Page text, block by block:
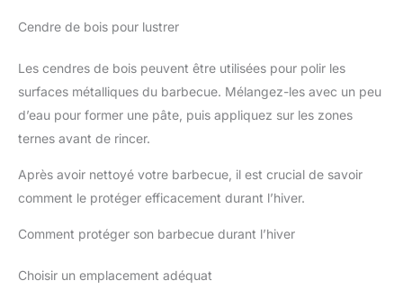
Cendre de bois pour lustrer
Les cendres de bois peuvent être utilisées pour polir les
surfaces métalliques du barbecue. Mélangez-les avec un peu
d’eau pour former une pâte, puis appliquez sur les zones
ternes avant de rincer.
Après avoir nettoyé votre barbecue, il est crucial de savoir
comment le protéger efficacement durant l’hiver.
Comment protéger son barbecue durant l’hiver
Choisir un emplacement adéquat